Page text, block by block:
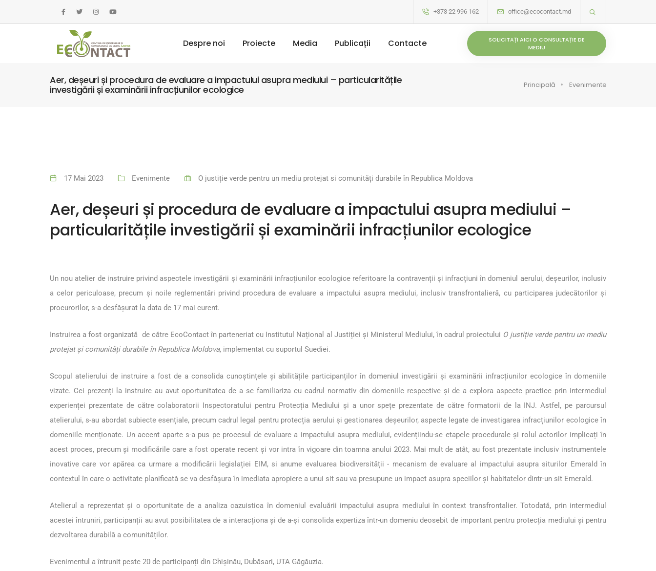
+373 22 996 162 office@ecocontact.md
Despre noi Proiecte Media Publicații Contacte
SOLICITAȚI AICI O CONSULTAȚIE DE
MEDIU
Aer, deșeuri și procedura de evaluare a impactului asupra mediului – particularitățile
investigării și examinării infracțiunilor ecologice
Principală Evenimente
17 Mai 2023 Evenimente O justiție verde pentru un mediu protejat si comunități durabile în Republica Moldova
Aer, deșeuri și procedura de evaluare a impactului asupra mediului –
particularitățile investigării și examinării infracțiunilor ecologice
Un nou atelier de instruire privind aspectele investigării și examinării infracțiunilor ecologice referitoare la contravenții și infracțiuni în domeniul aerului, deșeurilor, inclusiv
a celor periculoase, precum și noile reglementări privind procedura de evaluare a impactului asupra mediului, inclusiv transfrontalieră, cu participarea judecătorilor și
procurorilor, s-a desfășurat la data de 17 mai curent.
Instruirea a fost organizată de către EcoContact în parteneriat cu Institutul Național al Justiției și Ministerul Mediului, în cadrul proiectului O justiție verde pentru un mediu
protejat și comunități durabile în Republica Moldova, implementat cu suportul Suediei.
Scopul atelierului de instruire a fost de a consolida cunoștințele și abilitățile participanților în domeniul investigării și examinării infracțiunilor ecologice în domeniile
vizate. Cei prezenți la instruire au avut oportunitatea de a se familiariza cu cadrul normativ din domeniile respective și de a explora aspecte practice prin intermediul
experienței prezentate de către colaboratorii Inspectoratului pentru Protecția Mediului și a unor spețe prezentate de către formatorii de la INJ. Astfel, pe parcursul
atelierului, s-au abordat subiecte esențiale, precum cadrul legal pentru protecția aerului și gestionarea deșeurilor, aspecte legate de investigarea infracțiunilor ecologice în
domeniile menționate. Un accent aparte s-a pus pe procesul de evaluare a impactului asupra mediului, evidențiindu-se etapele procedurale și rolul actorilor implicați în
acest proces, precum și modificările care a fost operate recent și vor intra în vigoare din toamna anului 2023. Mai mult de atât, au fost prezentate inclusiv instrumentele
inovative care vor apărea ca urmare a modificării legislației EIM, si anume evaluarea biodiversității - mecanism de evaluare al impactului asupra siturilor Emerald în
contextul în care o activitate planificată se va desfășura în imediata apropiere a unui sit sau va presupune un impact asupra speciilor și habitatelor dintr-un sit Emerald.
Atelierul a reprezentat și o oportunitate de a analiza cazuistica în domeniul evaluării impactului asupra mediului în context transfrontalier. Totodată, prin intermediul
acestei întruniri, participanții au avut posibilitatea de a interacționa și de a-și consolida expertiza într-un domeniu deosebit de important pentru protecția mediului și pentru
dezvoltarea durabilă a comunităților.
Evenimentul a întrunit peste 20 de participanți din Chișinău, Dubăsari, UTA Găgăuzia.